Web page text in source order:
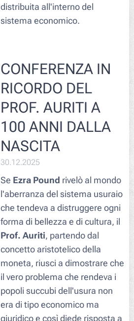
distribuita all'interno del
sistema economico.
CONFERENZA IN
RICORDO DEL
PROF. AURITI A
100 ANNI DALLA
NASCITA
30.12.2025
Se Ezra Pound rivelò al mondo
l'aberranza del sistema usuraio
che tendeva a distruggere ogni
forma di bellezza e di cultura, il
Prof. Auriti, partendo dal
concetto aristotelico della
moneta, riusci a dimostrare che
il vero problema che rendeva i
popoli succubi dell'usura non
era di tipo economico ma
giuridico e così diede risposta a